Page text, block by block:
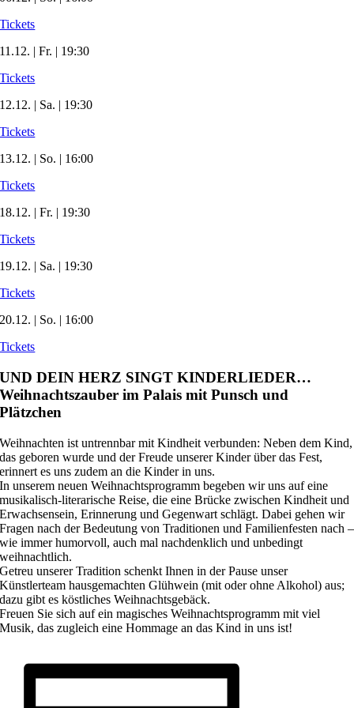
Tickets
11.12. | Fr. | 19:30
Tickets
12.12. | Sa. | 19:30
Tickets
13.12. | So. | 16:00
Tickets
18.12. | Fr. | 19:30
Tickets
19.12. | Sa. | 19:30
Tickets
20.12. | So. | 16:00
Tickets
UND DEIN HERZ SINGT KINDERLIEDER…
Weihnachtszauber im Palais mit Punsch und
Plätzchen
Weihnachten ist untrennbar mit Kindheit verbunden: Neben dem Kind,
das geboren wurde und der Freude unserer Kinder über das Fest,
erinnert es uns zudem an die Kinder in uns.
In unserem neuen Weihnachtsprogramm begeben wir uns auf eine
musikalisch-literarische Reise, die eine Brücke zwischen Kindheit und
Erwachsensein, Erinnerung und Gegenwart schlägt. Dabei gehen wir
Fragen nach der Bedeutung von Traditionen und Familienfesten nach –
wie immer humorvoll, auch mal nachdenklich und unbedingt
weihnachtlich.
Getreu unserer Tradition schenkt Ihnen in der Pause unser
Künstlerteam hausgemachten Glühwein (mit oder ohne Alkohol) aus;
dazu gibt es köstliches Weihnachtsgebäck.
Freuen Sie sich auf ein magisches Weihnachtsprogramm mit viel
Musik, das zugleich eine Hommage an das Kind in uns ist!